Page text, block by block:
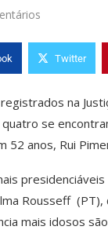
Twitter
na
se
52 anos, Rui
Rousseff (PT),
mais idosos